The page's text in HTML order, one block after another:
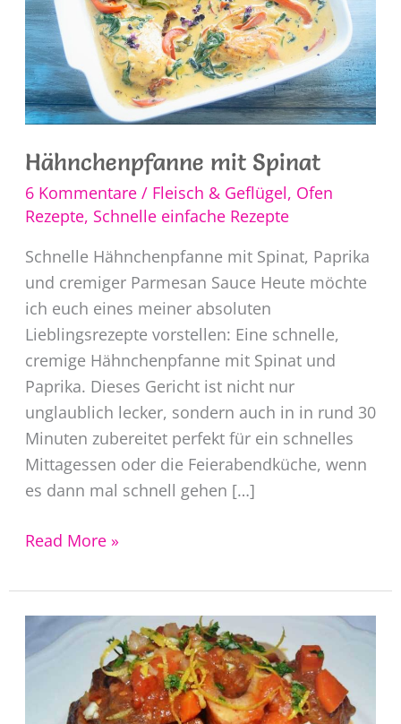
Hähnchenpfanne mit Spinat
6 Kommentare / Fleisch & Geflügel, Ofen
Rezepte, Schnelle einfache Rezepte
Schnelle Hähnchenpfanne mit Spinat, Paprika
und cremiger Parmesan Sauce Heute möchte
ich euch eines meiner absoluten
Lieblingsrezepte vorstellen: Eine schnelle,
cremige Hähnchenpfanne mit Spinat und
Paprika. Dieses Gericht ist nicht nur
unglaublich lecker, sondern auch in in rund 30
Minuten zubereitet perfekt für ein schnelles
Mittagessen oder die Feierabendküche, wenn
es dann mal schnell gehen […]
Hähnchenpfanne
Spinat
Read More »